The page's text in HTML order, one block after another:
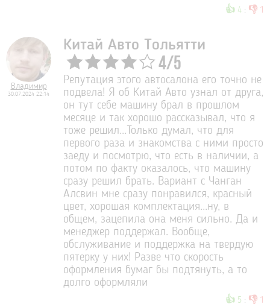
👍 4 : 👎 1
Владимир
30.07.2024 22:14
Китай Авто Тольятти
4/5
Репутация этого автосалона его точно не
подвела! Я об Китай Авто узнал от друга,
он тут себе машину брал в прошлом
месяце и так хорошо рассказывал, что я
тоже решил...Только думал, что для
первого раза и знакомства с ними просто
заеду и посмотрю, что есть в наличии, а
потом по факту оказалось, что машину
сразу решил брать. Вариант с Чанган
Алсвин мне сразу понравился, красный
цвет, хорошая комплектация...ну, в
общем, зацепила она меня сильно. Да и
менеджер поддержал. Вообще,
обслуживание и поддержка на твердую
пятерку у них! Разве что скорость
оформления бумаг бы подтянуть, а то
долго оформляли
👍 5 : 👎 1